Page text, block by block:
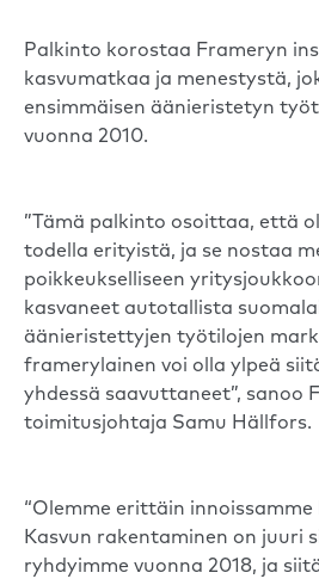
Palkinto korostaa Frameryn
kasvumatkaa ja menestystä,
ensimmäisen äänieristetyn
vuonna 2010.
”Tämä palkinto osoittaa, että
todella erityistä, ja se nostaa
poikkeukselliseen
kasvaneet autotallista
äänieristettyjen työtilojen
framerylainen voi olla ylpeä
yhdessä saavuttaneet”, sanoo
toimitusjohtaja Samu Hällfors.
“Olemme erittäin
Kasvun rakentaminen on juuri
ryhdyimme vuonna 2018, ja